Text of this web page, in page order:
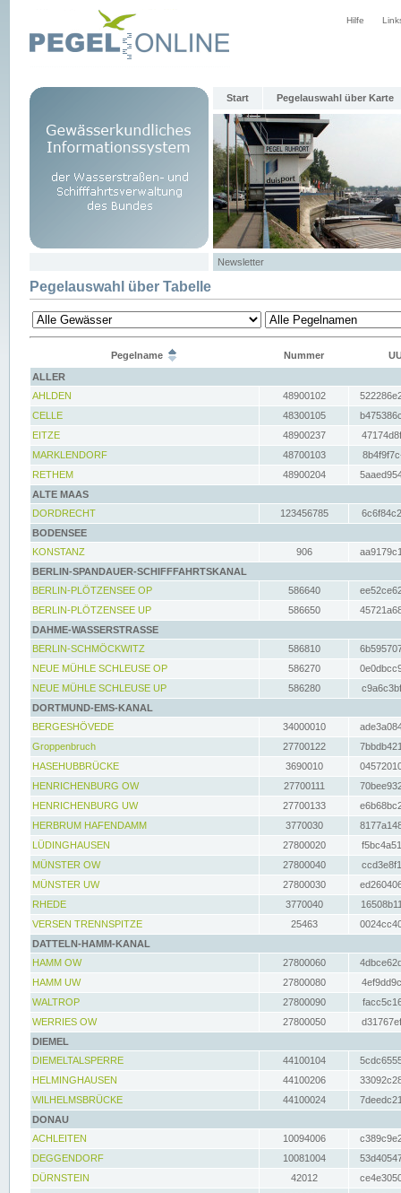
Hilfe
Start Pegelauswahl über Karte
Newsletter
Pegelauswahl über Tabelle
Pegelname Nummer
ALLER
AHLDEN
48900102
CELLE
48300105
EITZE
48900237
MARKLENDORF
48700103
RETHEM
48900204
ALTE MAAS
DORDRECHT
123456785
BODENSEE
KONSTANZ
906
BERLIN-SPANDAUER-SCHIFFFAHRTSKANAL
BERLIN-PLÖTZENSEE OP
586640
BERLIN-PLÖTZENSEE UP
586650
DAHME-WASSERSTRASSE
BERLIN-SCHMÖCKWITZ
586810
NEUE MÜHLE SCHLEUSE OP
586270
NEUE MÜHLE SCHLEUSE UP
586280
DORTMUND-EMS-KANAL
BERGESHÖVEDE
34000010
Groppenbruch
27700122
HASEHUBBRÜCKE
3690010
HENRICHENBURG OW
27700111
HENRICHENBURG UW
27700133
HERBRUM HAFENDAMM
3770030
LÜDINGHAUSEN
27800020
MÜNSTER OW
27800040
MÜNSTER UW
27800030
RHEDE
3770040
VERSEN TRENNSPITZE
25463
DATTELN-HAMM-KANAL
HAMM OW
27800060
HAMM UW
27800080
WALTROP
27800090
WERRIES OW
27800050
DIEMEL
DIEMELTALSPERRE
44100104
HELMINGHAUSEN
44100206
WILHELMSBRÜCKE
44100024
DONAU
ACHLEITEN
10094006
DEGGENDORF
10081004
DÜRNSTEIN
42012